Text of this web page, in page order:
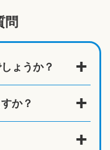
問
ょうか？
か？